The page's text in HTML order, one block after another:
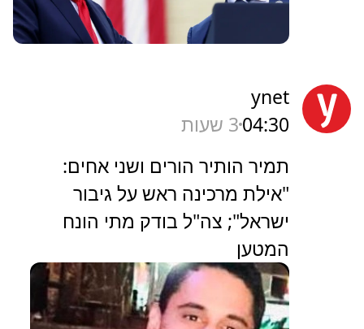
ynet
04:303 שעות
תמיר הותיר הורים ושני אחים:
"אילת מרכינה ראש על גיבור
ישראל"; צה"ל בודק מתי הונח
המטען